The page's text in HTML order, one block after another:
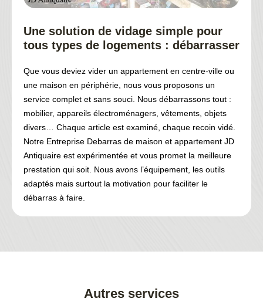
Une solution de vidage simple pour
tous types de logements : débarrasser
Que vous deviez vider un appartement en centre-ville ou
une maison en périphérie, nous vous proposons un
service complet et sans souci. Nous débarrassons tout :
mobilier, appareils électroménagers, vêtements, objets
divers… Chaque article est examiné, chaque recoin vidé.
Notre Entreprise Debarras de maison et appartement JD
Antiquaire est expérimentée et vous promet la meilleure
prestation qui soit. Nous avons l’équipement, les outils
adaptés mais surtout la motivation pour faciliter le
débarras à faire.
Autres services